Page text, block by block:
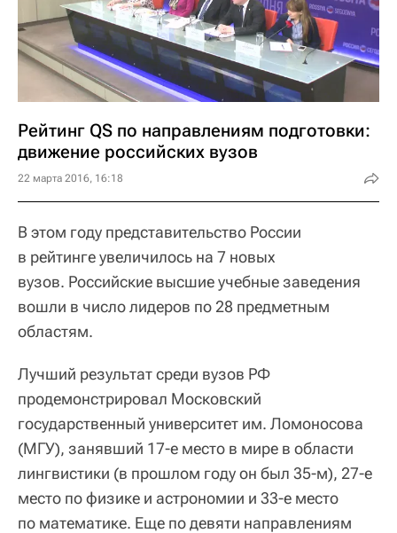
Рейтинг QS по направлениям подготовки:
движение российских вузов
22 марта 2016, 16:18
В этом году представительство России
в рейтинге увеличилось на 7 новых
вузов. Российские высшие учебные заведения
вошли в число лидеров по 28 предметным
областям.
Лучший результат среди вузов РФ
продемонстрировал Московский
государственный университет им. Ломоносова
(МГУ), занявший 17-е место в мире в области
лингвистики (в прошлом году он был 35-м), 27-е
место по физике и астрономии и 33-е место
по математике. Еще по девяти направлениям